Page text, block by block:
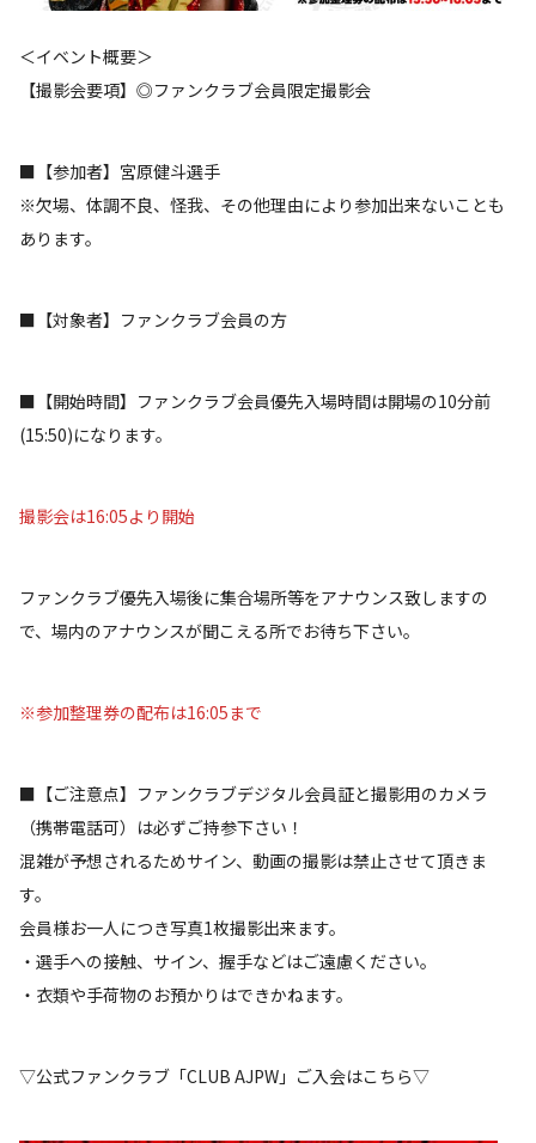
＜イベント概要＞
【撮影会要項】◎ファンクラブ会員限定撮影会
■【参加者】宮原健斗選手
※欠場、体調不良、怪我、その他理由により参加出来ないことも
あります。
■【対象者】ファンクラブ会員の方
■【開始時間】ファンクラブ会員優先入場時間は開場の10分前
(15:50)になります。
撮影会は16:05より開始
ファンクラブ優先入場後に集合場所等をアナウンス致しますの
で、場内のアナウンスが聞こえる所でお待ち下さい。
※参加整理券の配布は16:05まで
■【ご注意点】ファンクラブデジタル会員証と撮影用のカメラ
（携帯電話可）は必ずご持参下さい！
混雑が予想されるためサイン、動画の撮影は禁止させて頂きま
す。
会員様お一人につき写真1枚撮影出来ます。
・選手への接触、サイン、握手などはご遠慮ください。
・衣類や手荷物のお預かりはできかねます。
▽公式ファンクラブ「CLUB AJPW」ご入会はこちら▽